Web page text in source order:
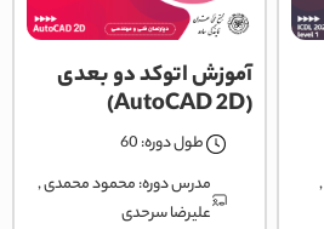
,
آموزش اتوکد دو بعدی
(AutoCAD 2D)
طول دوره: 60
مدرس دوره:محمود محمدی,
علیرضا سرحدی